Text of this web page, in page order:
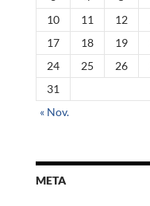
10
11 12
17
18 19
24
25 26
31
« Nov.
META